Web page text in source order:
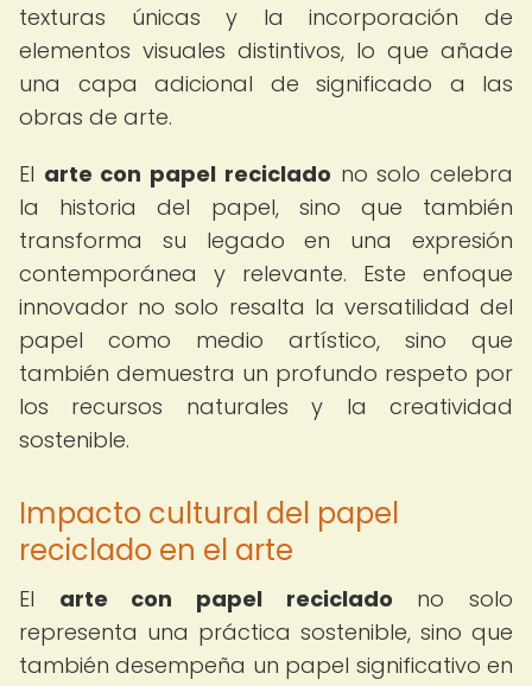
texturas únicas y la incorporación de
elementos visuales distintivos, lo que añade
una capa adicional de significado a las
obras de arte.
El arte con papel reciclado no solo celebra
la historia del papel, sino que también
transforma su legado en una expresión
contemporánea y relevante. Este enfoque
innovador no solo resalta la versatilidad del
papel como medio artístico, sino que
también demuestra un profundo respeto por
los recursos naturales y la creatividad
sostenible.
Impacto cultural del papel
reciclado en el arte
El arte con papel reciclado no solo
representa una práctica sostenible, sino que
también desempeña un papel significativo en